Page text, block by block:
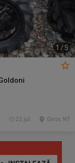
1 / 5
Girov, NT
22 jul.